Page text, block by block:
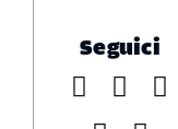
Seguici